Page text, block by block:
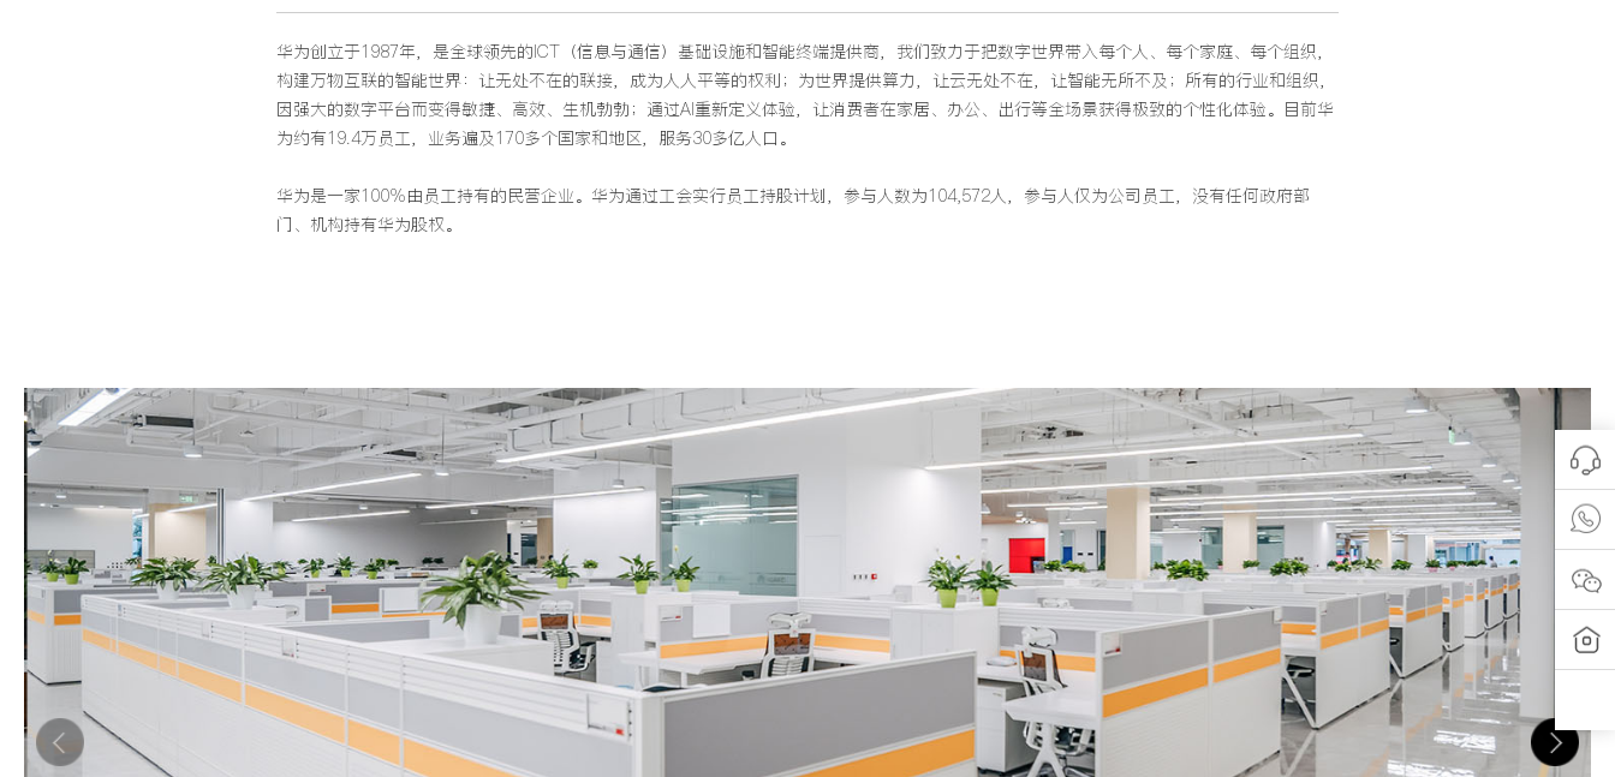
华为创立于1987年，是全球领先的ICT（信息与通信）基础设施和智能终端提供商，我们致力于把数字世界带入每个人、每个家庭、每个组织，
构建万物互联的智能世界：让无处不在的联接，成为人人平等的权利；为世界提供算力，让云无处不在，让智能无所不及；所有的行业和组织，
因强大的数字平台而变得敏捷、高效、生机勃勃；通过AI重新定义体验，让消费者在家居、办公、出行等全场景获得极致的个性化体验。目前华
为约有19.4万员工，业务遍及170多个国家和地区，服务30多亿人口。
华为是一家100%由员工持有的民营企业。华为通过工会实行员工持股计划，参与人数为104,572人，参与人仅为公司员工，没有任何政府部
门、机构持有华为股权。